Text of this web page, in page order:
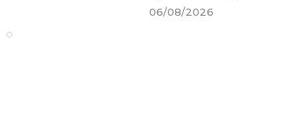
06/08/2026